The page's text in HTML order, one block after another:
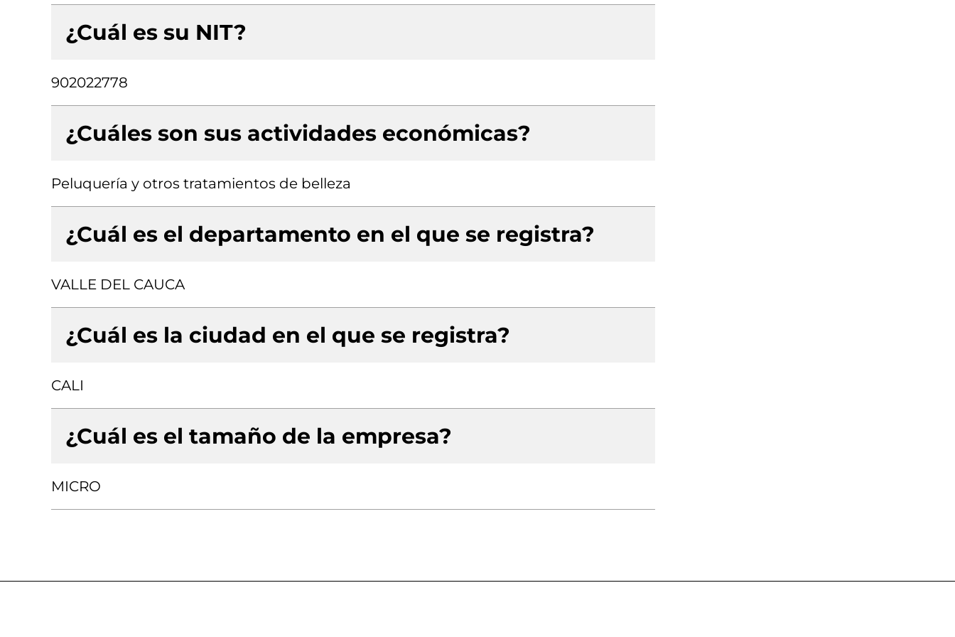
¿Cuál es su NIT?
902022778
¿Cuáles son sus actividades económicas?
Peluquería y otros tratamientos de belleza
¿Cuál es el departamento en el que se registra?
VALLE DEL CAUCA
¿Cuál es la ciudad en el que se registra?
CALI
¿Cuál es el tamaño de la empresa?
MICRO